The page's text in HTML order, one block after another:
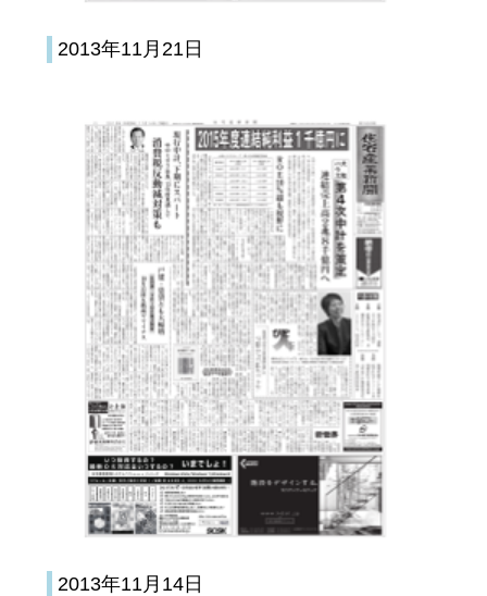
2013年11月21日
2013年11月14日